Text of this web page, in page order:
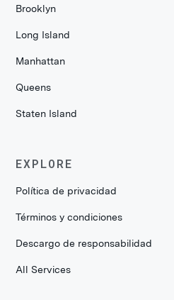
Brooklyn
Long Island
Manhattan
Queens
Staten Island
EXPLORE
Política de privacidad
Términos y condiciones
Descargo de responsabilidad
All Services